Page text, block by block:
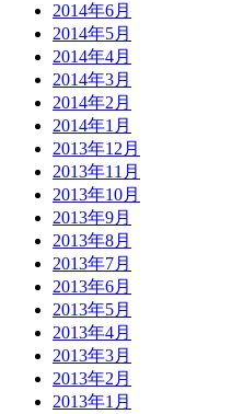
2014年6月
2014年5月
2014年4月
2014年3月
2014年2月
2014年1月
2013年12月
2013年11月
2013年10月
2013年9月
2013年8月
2013年7月
2013年6月
2013年5月
2013年4月
2013年3月
2013年2月
2013年1月